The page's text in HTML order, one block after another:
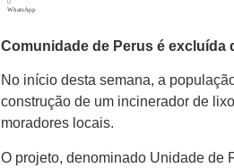
WhatsApp
Comunidade de Perus é
No início desta semana, a
construção de um incinerador de
moradores locais.
O projeto, denominado Unidade de